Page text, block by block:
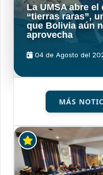
La UMSA abre el
“tierras raras”,
que Bolivia aún
aprovecha
04 de Agosto del
MÁS